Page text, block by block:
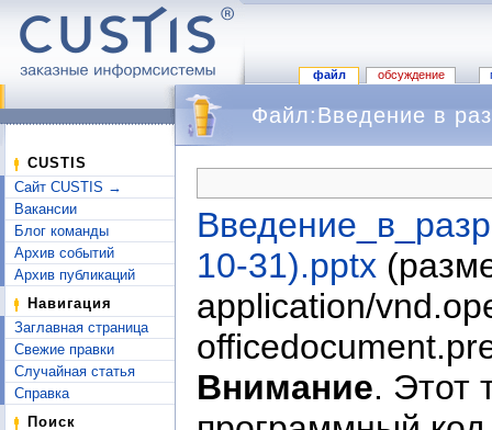
файл обсуждение
CUSTIS
Сайт CUSTIS →
Вакансии
Блог команды
Архив событий
Архив публикаций
Навигация
Заглавная страница
Свежие правки
Случайная статья
Справка
Поиск
Файл:Введение в
10-31).pptx
application/
Внимание. Этот